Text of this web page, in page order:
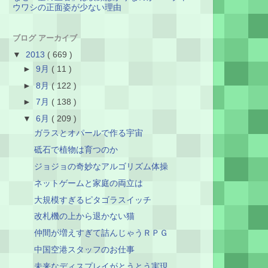
ウワシの正面姿が少ない理由
ブログ アーカイブ
▼ 2013 ( 669 )
►9月 ( 11 )
►8月 ( 122 )
►7月 ( 138 )
▼6月 ( 209 )
ガラスとオパールで作る宇宙
砥石で植物は育つのか
ジョジョの奇妙なアルゴリズム体操
ネットゲームと家庭の両立は
大規模すぎるピタゴラスイッチ
改札機の上から退かない猫
仲間が増えすぎて詰んじゃうＲＰＧ
中国空港スタッフのお仕事
未来なディスプレイがとうとう実現